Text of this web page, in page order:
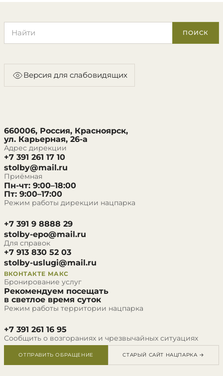
ПОИСК
Версия для слабовидящих
660006, Россия, Красноярск,
ул. Карьерная, 26-а
Адрес дирекции
+7 391 261 17 10
stolby@mail.ru
Приёмная
Пн-чт: 9:00–18:00
Пт: 9:00–17:00
Режим работы дирекции нацпарка
+7 391 9 8888 29
stolby-epo@mail.ru
Для справок
+7 913 830 52 03
stolby-uslugi@mail.ru
ВКОНТАКТЕ МАКС
Бронирование услуг
Рекомендуем посещать
в светлое время суток
Режим работы территории нацпарка
+7 391 261 16 95
Сообщить о возгораниях и чрезвычайных ситуациях
ОТПРАВИТЬ ОБРАЩЕНИЕ СТАРЫЙ САЙТ НАЦПАРКА →